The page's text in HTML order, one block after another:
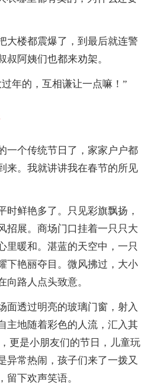
楼都震爆了，到最后就连警
叔阿姨们也都来劝架。
的，互相谦让一点嘛！”
个传统节日了，家家户户都
来。我就讲讲我在春节的所见
鲜艳多了。只见彩旗飘扬，
招展。商场门口挂着一只只大
里暖和。湛蓝的天空中，一只
下艳丽夺目。微风拂过，大小
向路人点头致意。
透过明亮的玻璃门窗，射入
主地随着彩色的人流，汇入其
更是小朋友们的节日，儿童玩
异常热闹，孩子们来了一拨又
留下欢声笑语。